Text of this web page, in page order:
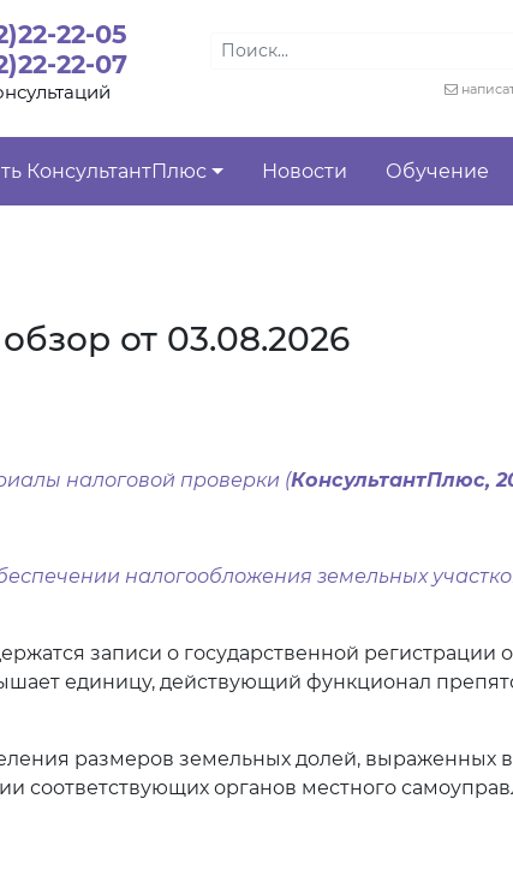
22-05
22-07
КонсультантПлюс Новости Обучение
от 03.08.2026
налоговой проверки (КонсультантПлюс,
налогообложения земельных
записи о государственной регистрации
единицу, действующий функционал
размеров земельных долей, выраженных в
соответствующих органов местного